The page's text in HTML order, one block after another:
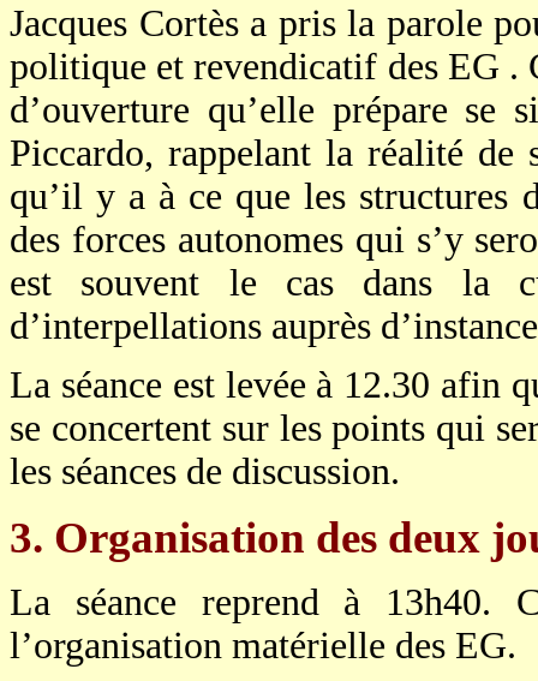
Jacques Cortès a pris la parole
politique et revendicatif des EG .
d’ouverture qu’elle prépare se
Piccardo, rappelant la réalité de
qu’il y a à ce que les structures
des forces autonomes qui s’y
est souvent le cas dans la
d’interpellations auprès
La séance est levée à 12.30 afin
se concertent sur les points qui
les séances de discussion.
3. Organisation des deux
La séance reprend à 13h40.
l’organisation matérielle des EG.